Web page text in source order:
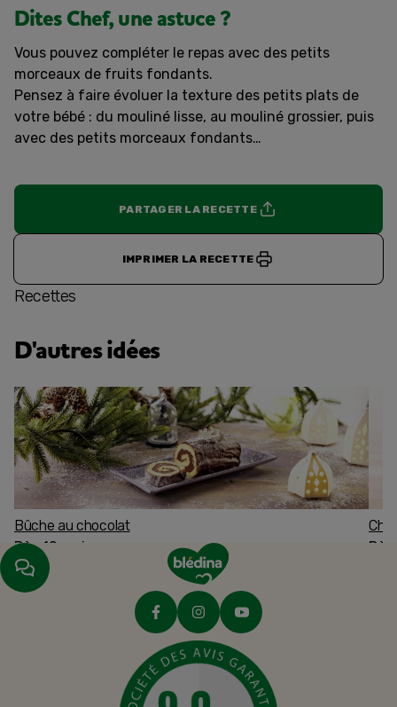
Dites Chef, une astuce ?
Vous pouvez compléter le repas avec des petits
morceaux de fruits fondants.
Pensez à faire évoluer la texture des petits plats de
votre bébé : du mouliné lisse, au mouliné grossier, puis
avec des petits morceaux fondants…
PARTAGER LA RECETTE
IMPRIMER LA RECETTE
Recettes
D'autres idées
Bûche au chocolat
Dès 12 mois